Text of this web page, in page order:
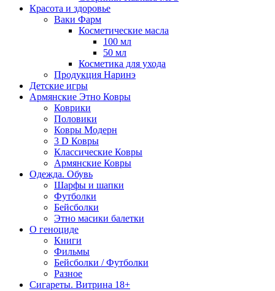
Красота и здоровье
Ваки Фарм
Косметические масла
100 мл
50 мл
Косметика для ухода
Продукция Наринэ
Детские игры
Армянские Этно Ковры
Коврики
Половики
Ковры Модерн
3 D Ковры
Классические Ковры
Армянские Ковры
Одежда. Обувь
Шарфы и шапки
Футболки
Бейсболки
Этно масики балетки
О геноциде
Книги
Фильмы
Бейсболки / Футболки
Разное
Сигареты. Витрина 18+